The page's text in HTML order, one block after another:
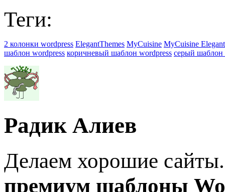
Теги:
2 колонки wordpress ElegantThemes MyCuisine MyCuisine
шаблон wordpress коричневый шаблон wordpress серый шаблон
Радик Алиев
Делаем хорошие
премиум шаблоны